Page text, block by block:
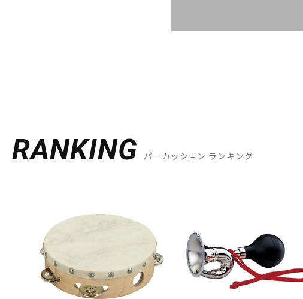
RANKING パーカッション ランキング